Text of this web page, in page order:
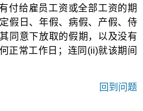
付给雇员工资或全部工资的期
假日、年假、病假、产假、侍
同意下放取的假期，以及没有
正常工作日；连同(ii)就该期间
回到问题